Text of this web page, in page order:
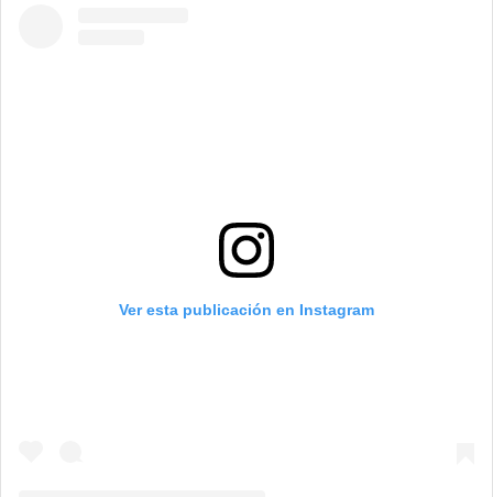
Ver esta publicación en Instagram